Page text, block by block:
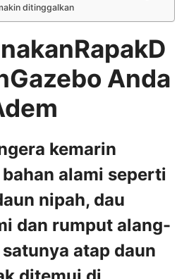
ditinggalkan
Anda
kemarin
alami seperti
nipah, dau
dan rumput alang-
atap daun